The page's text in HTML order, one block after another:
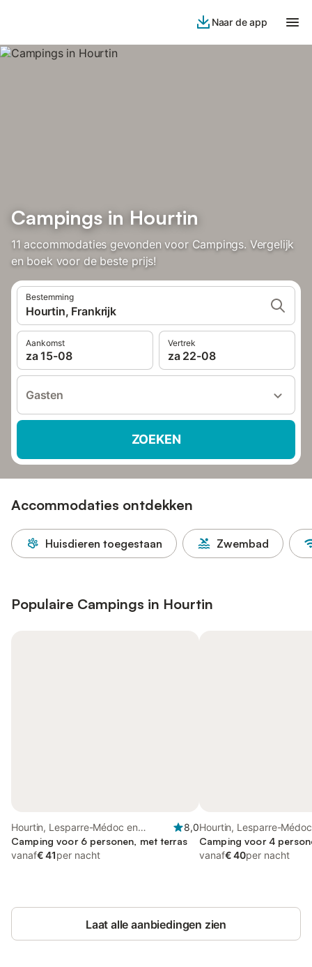
Naar de app
Campings in Hourtin
11 accommodaties gevonden voor Campings. Vergelijk
en boek voor de beste prijs!
Bestemming
Hourtin, Frankrijk
Aankomst
za 15-08
Vertrek
za 22-08
Gasten
ZOEKEN
Accommodaties ontdekken
Huisdieren toegestaan Zwembad
Populaire Campings in Hourtin
Hourtin, Lesparre-Médoc en
omgeving
8,0
Camping voor 6 personen, met terras
vanaf€ 41per nacht
Hourtin, Lesparre-
Camping voor 4
vanaf€ 40per nacht
Laat alle aanbiedingen zien